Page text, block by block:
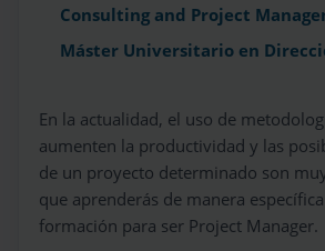
Consulting and Project
Máster Universitario en
En la actualidad, el uso de
aumenten la productividad y las
de un proyecto determinado son
que aprenderás de manera
formación para ser Project Manager.